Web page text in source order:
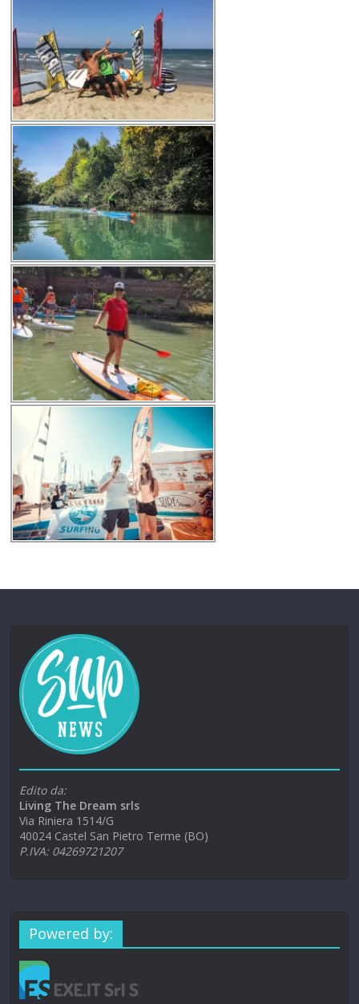
Edito da:
Living The Dream srls
Via Riniera 1514/G
40024 Castel San Pietro Terme (BO)
P.IVA: 04269721207
Powered by: